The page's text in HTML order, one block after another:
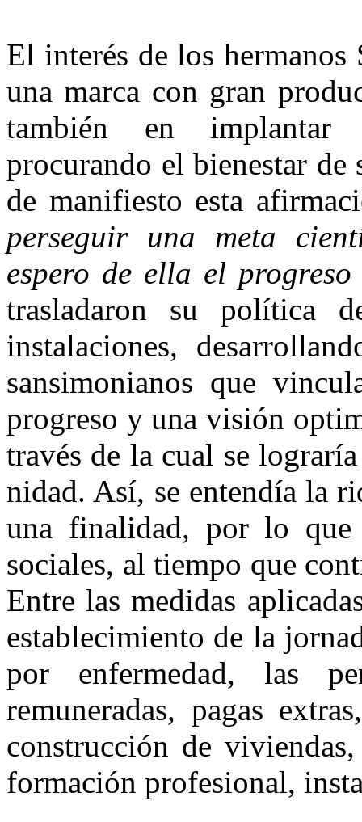
El interés de los
una marca con gran
también en implantar
procurando el bienes­tar
de mani­fiesto esta
perseguir una meta
espero de ella el
trasladaron su política
instalaciones,
sansimonianos que
progreso y una visión
través de la cual se
nidad. Así, se entendía la
una finalidad, por lo
sociales, al tiempo que
Entre las medidas
estable­cimiento de la
por enfermedad, las
remuneradas, pagas
construcción de
formación profesional,